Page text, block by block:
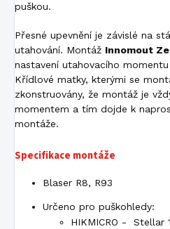
puškou.
Přesné upevnění je závislé na
utahování. Montáž Innomout
nastavení utahovacího
Křídlové matky, kterými se
zkonstruovány, že montáž je
momentem a tím dojde k
montáže.
Specifikace montáže
Blaser R8, R93
Určeno pro puškohledy:
HIKMICRO - Stellar